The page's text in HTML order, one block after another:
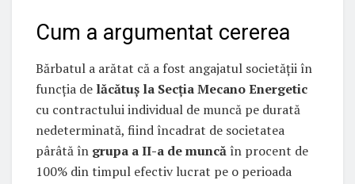
Cum a argumentat cererea
Bărbatul a arătat că a fost angajatul societății în
funcţia de lăcătuş la Secţia Mecano Energetic
cu contractului individual de muncă pe durată
nedeterminată, fiind încadrat de societatea
pârâtă în grupa a II-a de muncă în procent de
100% din timpul efectiv lucrat pe o perioada